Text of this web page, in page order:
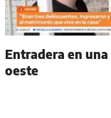
Entradera en una
oeste